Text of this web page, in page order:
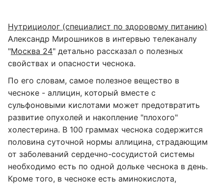
Нутрициолог (специалист по здоровому питанию)
Александр Мирошников в интервью телеканалу
"Москва 24" детально рассказал о полезных
свойствах и опасности чеснока.
По его словам, самое полезное вещество в
чесноке - аллицин, который вместе с
сульфоновыми кислотами может предотвратить
развитие опухолей и накопление "плохого"
холестерина. В 100 граммах чеснока содержится
половина суточной нормы аллицина, страдающим
от заболеваний сердечно-сосудистой системы
необходимо есть по одной дольке чеснока в день.
Кроме того, в чесноке есть аминокислота,